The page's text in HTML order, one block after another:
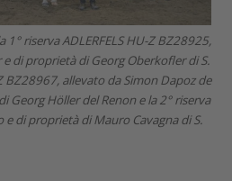
1° riserva ADLERFELS HU-Z BZ28925,
di proprietà di Georg Oberkofler di S.
BZ28967, allevato da Simon Dapoz de
Georg Höller del Renon e la 2° riserva
e di proprietà di Mauro Cavagna di S.